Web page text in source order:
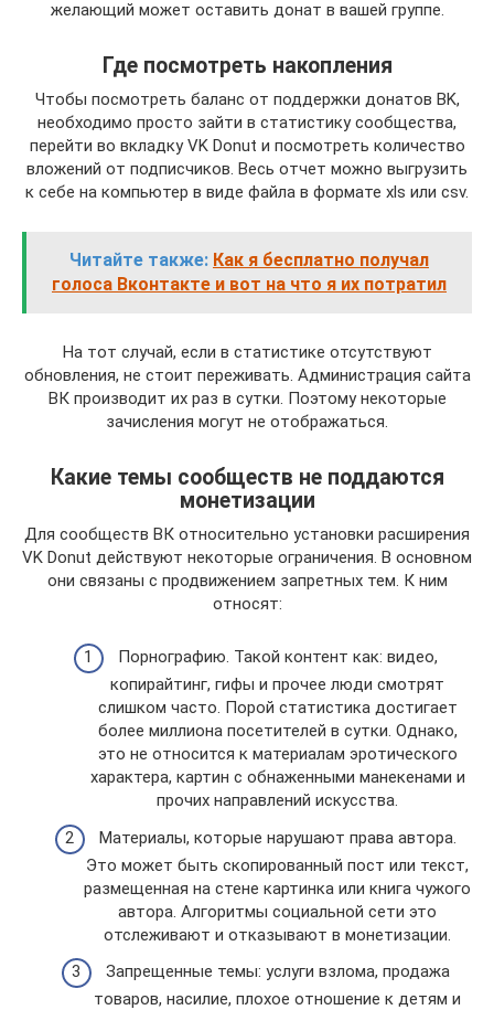
желающий может оставить донат в вашей группе.
Где посмотреть накопления
Чтобы посмотреть баланс от поддержки донатов BK,
необходимо просто зайти в статистику сообщества,
перейти во вкладку VK Donut и посмотреть количество
вложений от подписчиков. Весь отчет можно выгрузить
к себе на компьютер в виде файла в формате xls или csv.
Читайте также: Как я бесплатно получал
голоса Вконтакте и вот на что я их потратил
На тот случай, если в статистике отсутствуют
обновления, не стоит переживать. Администрация сайта
ВК производит их раз в сутки. Поэтому некоторые
зачисления могут не отображаться.
Какие темы сообществ не поддаются
монетизации
Для сообществ ВК относительно установки расширения
VK Donut действуют некоторые ограничения. В основном
они связаны с продвижением запретных тем. К ним
относят:
Порнографию. Такой контент как: видео,
копирайтинг, гифы и прочее люди смотрят
слишком часто. Порой статистика достигает
более миллиона посетителей в сутки. Однако,
это не относится к материалам эротического
характера, картин с обнаженными манекенами и
прочих направлений искусства.
Материалы, которые нарушают права автора.
Это может быть скопированный пост или текст,
размещенная на стене картинка или книга чужого
автора. Алгоритмы социальной сети это
отслеживают и отказывают в монетизации.
Запрещенные темы: услуги взлома, продажа
товаров, насилие, плохое отношение к детям и